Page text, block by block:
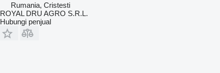
Rumania, Cristesti
ROYAL DRU AGRO S.R.L.
Hubungi penjual